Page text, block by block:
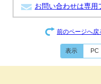
お問い合わせは専用
前のページへ戻
表示 PC